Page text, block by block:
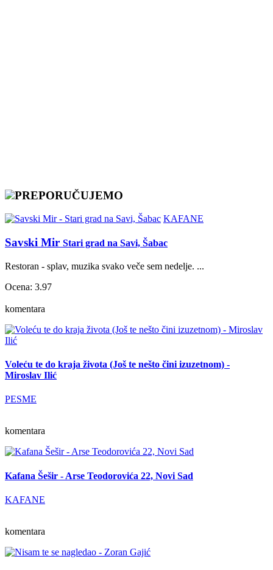
PREPORUČUJEMO
KAFANE
Savski Mir Stari grad na Savi, Šabac
Restoran - splav, muzika svako veče sem nedelje. ...
Ocena: 3.97
komentara
Voleću te do kraja života (Još te nešto čini izuzetnom) -
Miroslav Ilić
PESME
komentara
Kafana Šešir - Arse Teodorovića 22, Novi Sad
KAFANE
komentara